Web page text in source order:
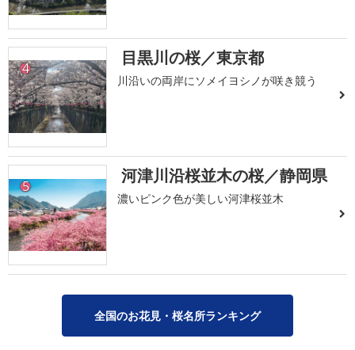
4 目黒川の桜／東京都
川沿いの両岸にソメイヨシノが咲き競う
5 河津川沿桜並木の桜／静岡県
濃いピンク色が美しい河津桜並木
全国のお花見・桜名所ランキング